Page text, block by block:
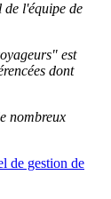
de l'équipe de
" est
dont
nombreux
de gestion de